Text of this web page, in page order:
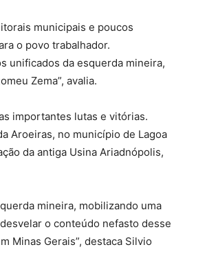
municipais e poucos
o povo trabalhador.
unificados da esquerda mineira,
Zema”, avalia.
importantes lutas e vitórias.
Aroeiras, no município de Lagoa
da antiga Usina Ariadnópolis,
mineira, mobilizando uma
o conteúdo nefasto desse
Minas Gerais”, destaca Silvio